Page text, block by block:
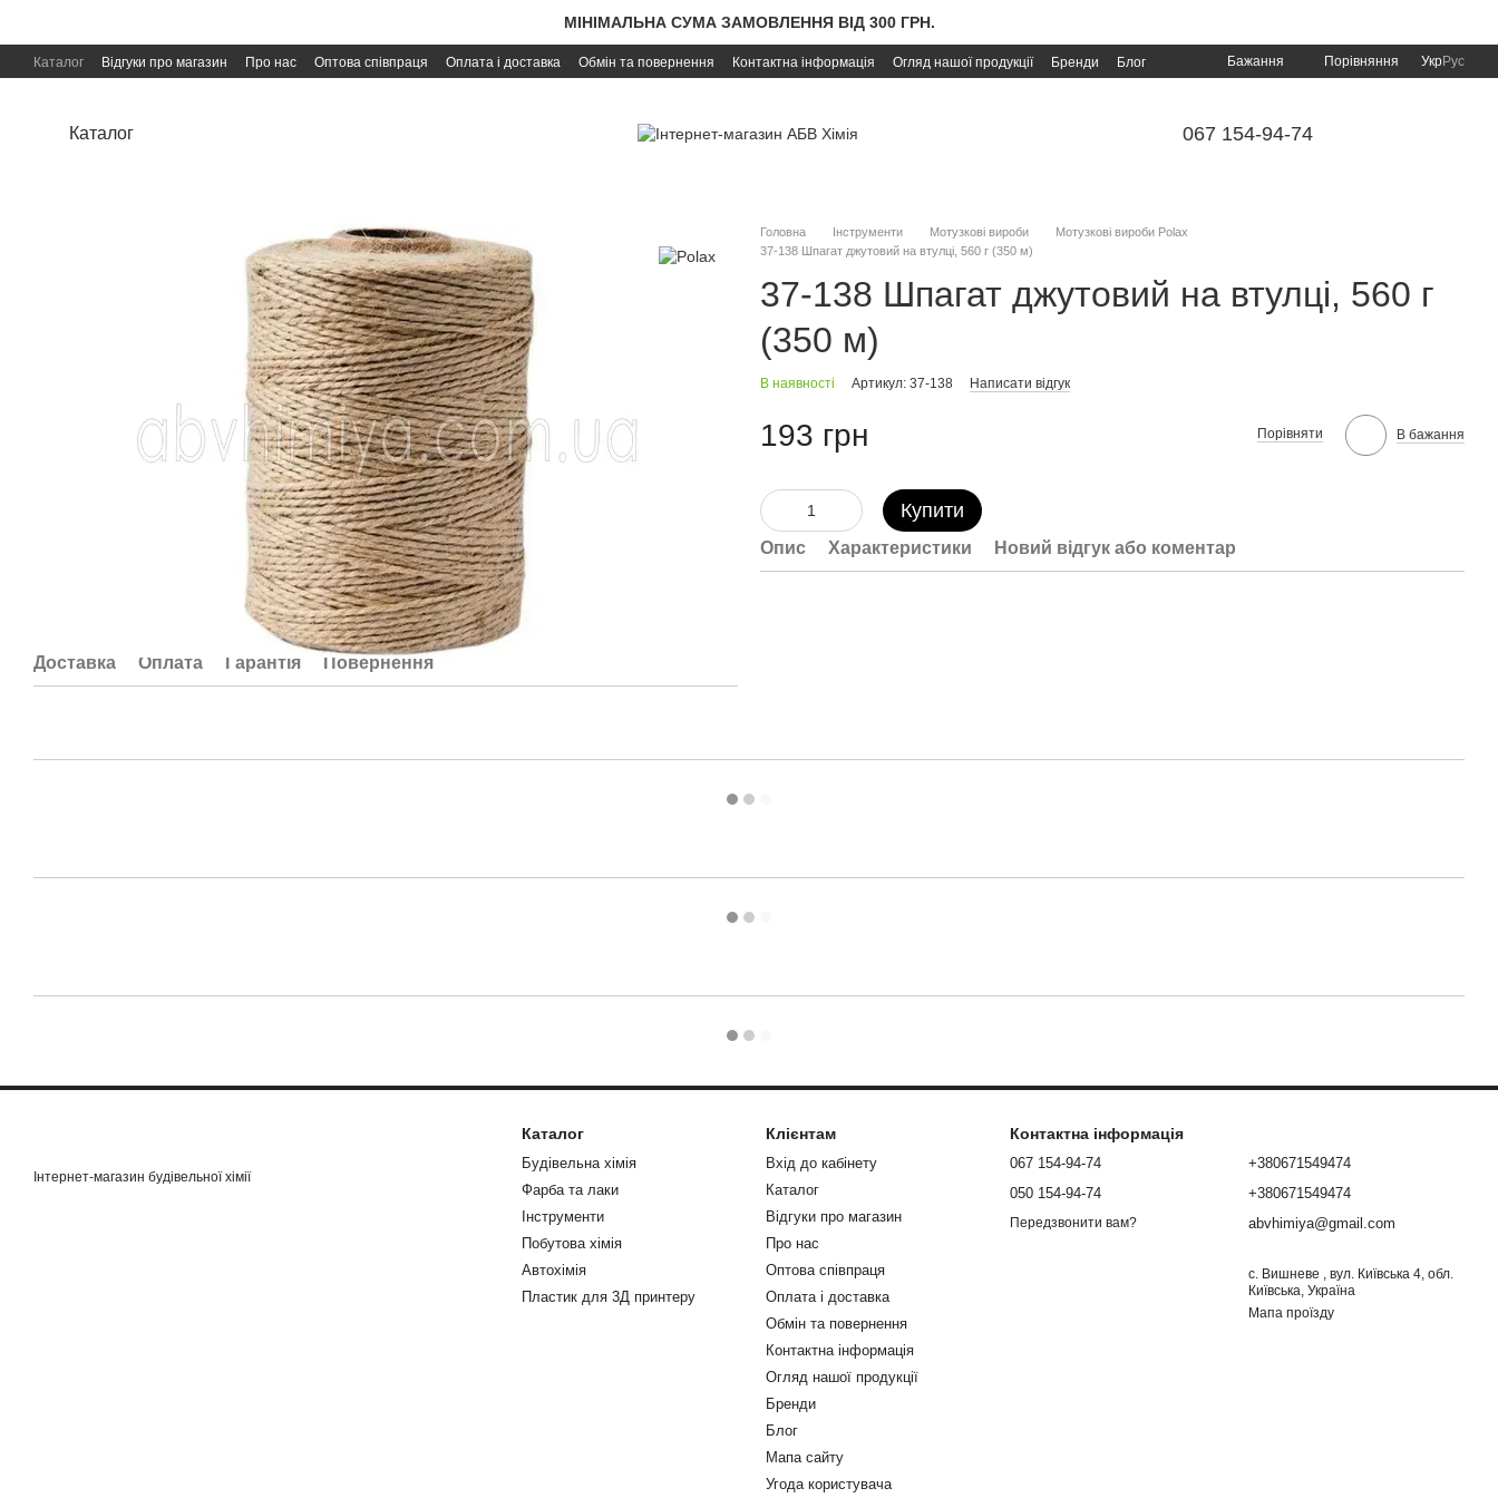
МІНІМАЛЬНА СУМА ЗАМОВЛЕННЯ ВІД 300 ГРН.
Каталог Відгуки про магазин Про нас Оптова співпраця Оплата і доставка Обмін та повернення Контактна інформація Огляд нашої продукції Бренди
Блог
Бажання Порівняння УкрРус
Каталог 067 154-94-74
Доставка Оплата Гарантія Повернення
Головна Інструменти Мотузкові вироби
Мотузкові вироби Polax
37-138 Шпагат джутовий на втулці, 560 г (350 м)
37-138 Шпагат джутовий на втулці, 560 г
(350 м)
В наявності Артикул: 37-138 Написати відгук
193 грн Порівняти В бажання
Купити
Опис Характеристики Новий відгук або коментар
Інтернет-магазин будівельної хімії
Каталог
Будівельна хімія
Фарба та лаки
Інструменти
Побутова хімія
Автохімія
Пластик для 3Д принтеру
Клієнтам
Вхід до кабінету
Каталог
Відгуки про магазин
Про нас
Оптова співпраця
Оплата і доставка
Обмін та повернення
Контактна інформація
Огляд нашої продукції
Бренди
Блог
Мапа сайту
Угода користувача
Контактна інформація
067 154-94-74
050 154-94-74
Передзвонити вам?
+380671549474
+380671549474
abvhimiya@gmail.com
с. Вишневе , вул. Київська 4, обл.
Київська, Україна
Мапа проїзду